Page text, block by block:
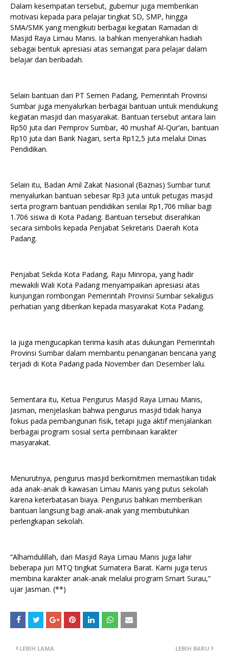
Dalam kesempatan tersebut, gubernur juga memberikan
motivasi kepada para pelajar tingkat SD, SMP, hingga
SMA/SMK yang mengikuti berbagai kegiatan Ramadan di
Masjid Raya Limau Manis. Ia bahkan menyerahkan hadiah
sebagai bentuk apresiasi atas semangat para pelajar dalam
belajar dan beribadah.
Selain bantuan dari PT Semen Padang, Pemerintah Provinsi
Sumbar juga menyalurkan berbagai bantuan untuk mendukung
kegiatan masjid dan masyarakat. Bantuan tersebut antara lain
Rp50 juta dari Pemprov Sumbar, 40 mushaf Al-Qur’an, bantuan
Rp10 juta dari Bank Nagari, serta Rp12,5 juta melalui Dinas
Pendidikan.
Selain itu, Badan Amil Zakat Nasional (Baznas) Sumbar turut
menyalurkan bantuan sebesar Rp3 juta untuk petugas masjid
serta program bantuan pendidikan senilai Rp1,706 miliar bagi
1.706 siswa di Kota Padang. Bantuan tersebut diserahkan
secara simbolis kepada Penjabat Sekretaris Daerah Kota
Padang.
Penjabat Sekda Kota Padang, Raju Minropa, yang hadir
mewakili Wali Kota Padang menyampaikan apresiasi atas
kunjungan rombongan Pemerintah Provinsi Sumbar sekaligus
perhatian yang diberikan kepada masyarakat Kota Padang.
Ia juga mengucapkan terima kasih atas dukungan Pemerintah
Provinsi Sumbar dalam membantu penanganan bencana yang
terjadi di Kota Padang pada November dan Desember lalu.
Sementara itu, Ketua Pengurus Masjid Raya Limau Manis,
Jasman, menjelaskan bahwa pengurus masjid tidak hanya
fokus pada pembangunan fisik, tetapi juga aktif menjalankan
berbagai program sosial serta pembinaan karakter
masyarakat.
Menurutnya, pengurus masjid berkomitmen memastikan tidak
ada anak-anak di kawasan Limau Manis yang putus sekolah
karena keterbatasan biaya. Pengurus bahkan memberikan
bantuan langsung bagi anak-anak yang membutuhkan
perlengkapan sekolah.
“Alhamdulillah, dari Masjid Raya Limau Manis juga lahir
beberapa juri MTQ tingkat Sumatera Barat. Kami juga terus
membina karakter anak-anak melalui program Smart Surau,”
ujar Jasman. (**)
LEBIH BARU
LEBIH LAMA